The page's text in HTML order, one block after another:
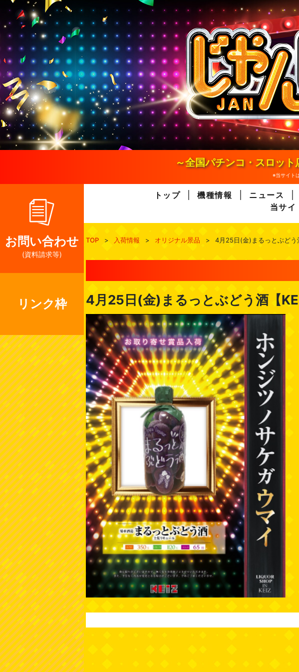
n
e
n
～全国パチンコ・スロッ
※当サイト
お問い合わせ
(資料請求等)
リンク枠
トップ 機種情報 ニュース
当サイ
TOP > 入荷情報 > オリジナル景品 > 4月25日(金)まるっとぶどう
4月25日(金)まるっとぶどう酒【